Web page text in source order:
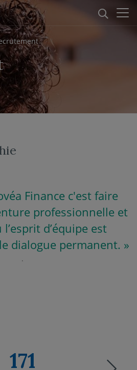
Finance c'est faire
professionnelle et
d’équipe est
dialogue permanent. »
.
171